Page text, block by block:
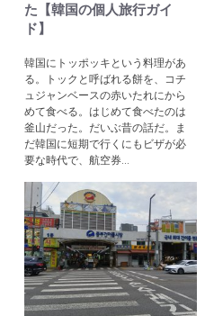
た【韓国の個人旅行ガイ
ド】
韓国にトッポッキという料理があ
る。トックと呼ばれる餅を、コチ
ュジャンベースの赤いたれにから
めて食べる。はじめて食べたのは
釜山だった。だいぶ昔の話だ。ま
だ韓国に短期で行くにもビザが必
要な時代で、航空券...